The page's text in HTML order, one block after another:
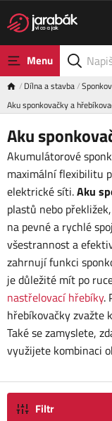
Menu
Dílna a stavba
Aku sponkovačky a
Aku
Akumulátorové
maximální flexibilitu
elektrické síti.Aku
plastů nebo
na pevné a rychlé
všestrannost a
zahrnují funkci
je důležité mít po
nastřelovací hřebíky.
hřebíkovačky zvažte
Také se zamyslete,
využijete kombinaci
Filtr